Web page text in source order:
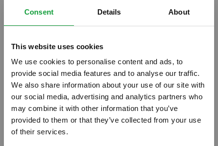
Consent Details About
This website uses cookies
We use cookies to personalise content and ads, to
provide social media features and to analyse our traffic.
We also share information about your use of our site with
our social media, advertising and analytics partners who
may combine it with other information that you’ve
provided to them or that they’ve collected from your use
of their services.
tradizione